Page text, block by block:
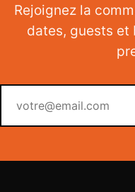
Rejoignez la
dates, guests et